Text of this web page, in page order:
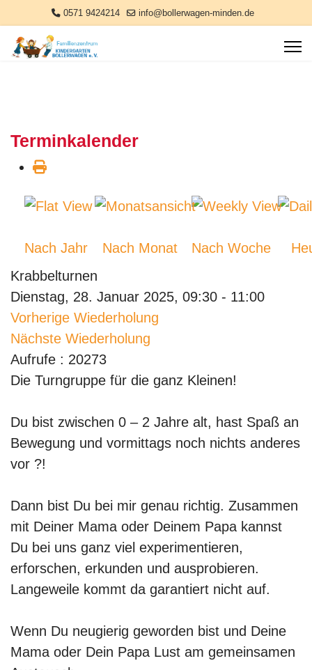
0571 9424214 info@bollerwagen-minden.de
Terminkalender
Nach Jahr Nach Monat Nach Woche
Krabbelturnen
Dienstag, 28. Januar 2025, 09:30 - 11:00
Vorherige Wiederholung
Nächste Wiederholung
Aufrufe : 20273
Die Turngruppe für die ganz Kleinen!
Du bist zwischen 0 – 2 Jahre alt, hast Spaß an
Bewegung und vormittags noch nichts anderes
vor ?!
Dann bist Du bei mir genau richtig. Zusammen
mit Deiner Mama oder Deinem Papa kannst
Du bei uns ganz viel experimentieren,
erforschen, erkunden und ausprobieren.
Langeweile kommt da garantiert nicht auf.
Wenn Du neugierig geworden bist und Deine
Mama oder Dein Papa Lust am gemeinsamen